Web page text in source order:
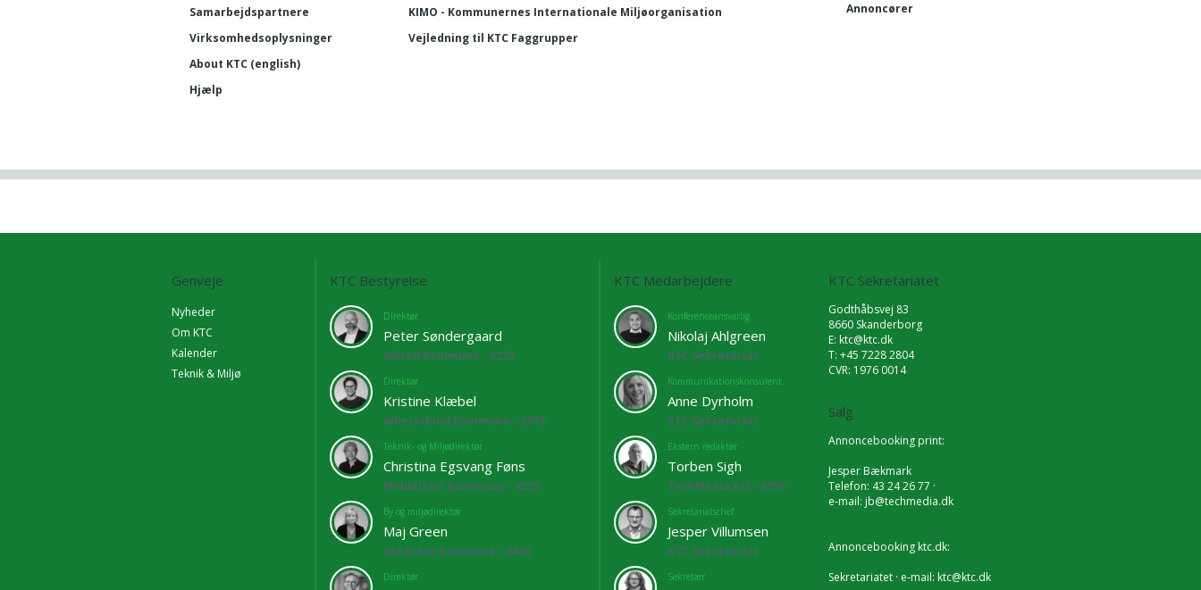
Samarbejdspartnere
Virksomhedsoplysninger
About KTC (english)
Hjælp
Annoncører
KIMO - Kommunernes Internationale Miljøorganisation
Vejledning til KTC Faggrupper
Genveje
Nyheder
Om KTC
Kalender
Teknik & Miljø
KTC Bestyrelse
Direktør
Peter Søndergaard
Solrød Kommune - 5272
Direktør
Kristine Klæbel
Albertslund Kommune - 2673
Teknik- og Miljødirektør
Christina Egsvang Føns
Middelfart Kommune - 4525
By og miljødirektør
Maj Green
Gladsaxe Kommune - 3460
Direktør
KTC Medarbejdere
Konferenceansvarlig
Nikolaj Ahlgreen
KTC Sekretariat
Kommunikationskonsulent
Anne Dyrholm
KTC Sekretariat
Ekstern redaktør
Torben Sigh
TechMedia A/S - 6769
Sekretariatschef
Jesper Villumsen
KTC Sekretariat
Sekretær
KTC Sekretariatet
Godthåbsvej 83
8660 Skanderborg
E: ktc@ktc.dk
T: +45 7228 2804
CVR: 1976 0014
Salg
Annoncebooking print:
Jesper Bækmark
Telefon: 43 24 26 77 ·
e-mail: jb@techmedia.dk
Annoncebooking ktc.dk:
Sekretariatet · e-mail: ktc@ktc.dk